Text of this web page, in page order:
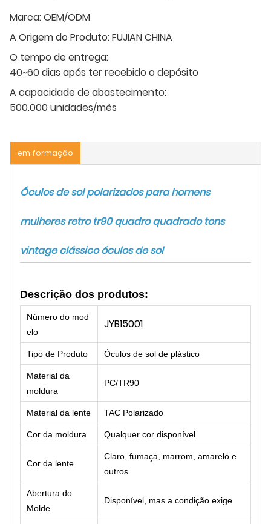
Marca:OEM/ODM
A Origem do Produto:FUJIAN CHINA
O tempo de entrega:
40~60 dias após ter recebido o depósito
A capacidade de abastecimento:
500.000 unidades/mês
em formação
Óculos de sol polarizados para homens
mulheres retro tr90 quadro quadrado tons
vintage clássico óculos de sol
Descrição dos produtos:
Número do mod
elo
JYB15001
Tipo de Produto Óculos de sol de plástico
Material da
moldura
PC/TR90
Material da lente TAC Polarizado
Cor da moldura Qualquer cor disponível
Cor da lente
Claro, fumaça, marrom, amarelo e
outros
Abertura do
Molde
Disponível, mas a condição exige